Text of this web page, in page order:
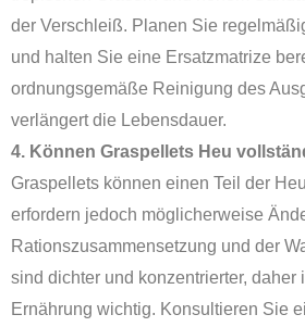
der Verschleiß. Planen Sie
und halten Sie eine Ersatzmatrize
ordnungsgemäße Reinigung des
verlängert die Lebensdauer.
4. Können Graspellets Heu
Graspellets können einen Teil der
erfordern jedoch möglicherweise
Rationszusammensetzung und der
sind dichter und konzentrierter, daher
Ernährung wichtig. Konsultieren Sie